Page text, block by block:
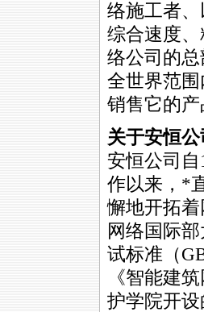
络施工者
综合速度
络公司的
全世界范
销售它的
关于安恒公
安恒公司
作以来， *
懈地开拓
网络国际
试标准（
《智能建
护学院开